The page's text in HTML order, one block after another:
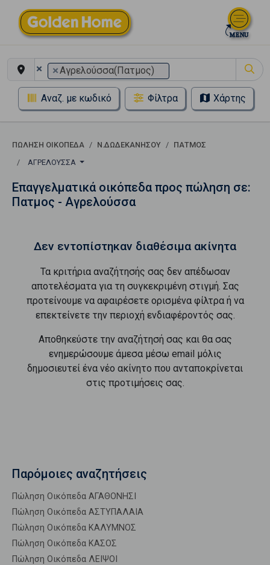
× ×Αγρελούσσα(Πατμος)
Αναζ. με κωδικό Φίλτρα Χάρτης
ΠΏΛΗΣΗ ΟΙΚΌΠΕΔΑ Ν.ΔΩΔΕΚΑΝΗΣΟΥ
ΠΑΤΜΟΣ
ΑΓΡΕΛΟΎΣΣΑ
Επαγγελματικά οικόπεδα προς πώληση σε:
Πατμος - Αγρελούσσα
Δεν εντοπίστηκαν διαθέσιμα ακίνητα
Τα κριτήρια αναζήτησής σας δεν απέδωσαν
αποτελέσματα για τη συγκεκριμένη στιγμή. Σας
προτείνουμε να αφαιρέσετε ορισμένα φίλτρα ή να
επεκτείνετε την περιοχή ενδιαφέροντός σας.
Αποθηκεύστε την αναζήτησή σας και θα σας
ενημερώσουμε άμεσα μέσω email μόλις
δημοσιευτεί ένα νέο ακίνητο που ανταποκρίνεται
στις προτιμήσεις σας.
Παρόμοιες αναζητήσεις
Πώληση Οικόπεδα ΑΓΑΘΟΝΗΣΙ
Πώληση Οικόπεδα ΑΣΤΥΠΑΛΑΙΑ
Πώληση Οικόπεδα ΚΑΛΥΜΝΟΣ
Πώληση Οικόπεδα ΚΑΣΟΣ
Πώληση Οικόπεδα ΛΕΙΨΟΙ